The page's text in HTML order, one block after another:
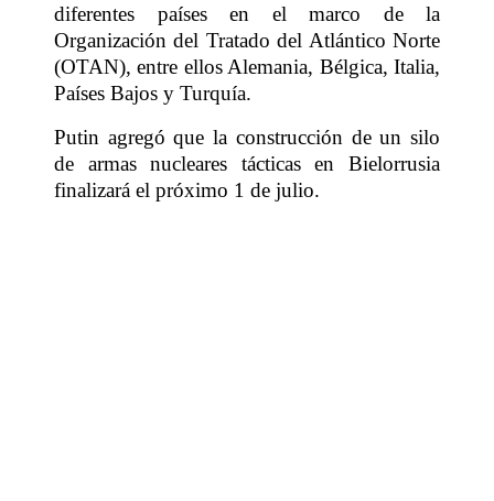
diferentes países en el marco de la
Organización del Tratado del Atlántico Norte
(OTAN), entre ellos Alemania, Bélgica, Italia,
Países Bajos y Turquía.
Putin agregó que la construcción de un silo
de armas nucleares tácticas en Bielorrusia
finalizará el próximo 1 de julio.